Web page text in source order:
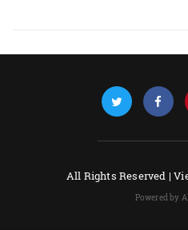
All Rights Reserved |
Powered by